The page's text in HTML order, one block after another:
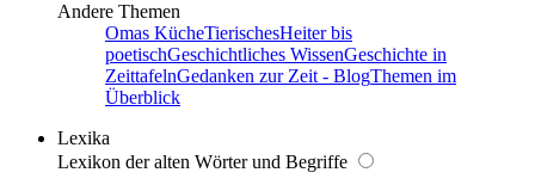
Andere Themen
Omas KücheTierischesHeiter bis
poetischGeschichtliches WissenGeschichte in
ZeittafelnGedanken zur Zeit - BlogThemen im
Überblick
Lexika
Lexikon der alten Wörter und Begriffe